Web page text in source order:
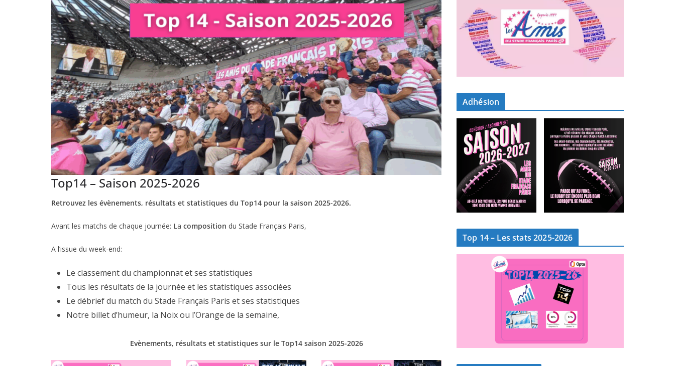
Top14 – Saison 2025-2026
Retrouvez les évènements, résultats et statistiques du Top14 pour la saison 2025-2026.
Avant les matchs de chaque journée: La composition du Stade Français Paris,
A l’issue du week-end:
Le classement du championnat et ses statistiques
Tous les résultats de la journée et les statistiques associées
Le débrief du match du Stade Français Paris et ses statistiques
Notre billet d’humeur, la Noix ou l’Orange de la semaine,
Evènements, résultats et statistiques sur le Top14 saison 2025-2026
Adhésion
Top 14 – Les stats 2025-2026